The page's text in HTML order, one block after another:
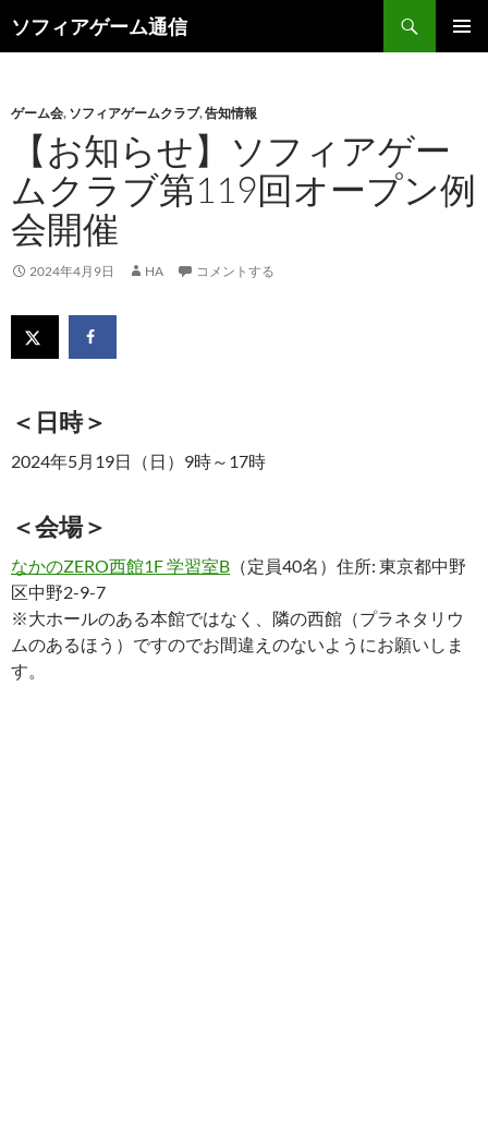
ソフィアゲーム通信
索
ン
ス
キ
ッ
プ
ゲーム会, ソフィアゲームクラブ,告知情報
【お知らせ】ソフィアゲー
ムクラブ第119回オープン例
会開催
2024年4月9日 HA コメントする
＜日時＞
2024年5月19日（日）9時～17時
＜会場＞
なかのZERO西館1F 学習室B （定員40名）住所: 東京都中野
区中野2-9-7
※大ホールのある本館ではなく、隣の西館（プラネタリウ
ムのあるほう）ですのでお間違えのないようにお願いしま
す。